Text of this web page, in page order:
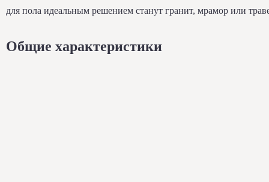
для пола идеальным решением станут гранит, мрамор или
Общие характеристики